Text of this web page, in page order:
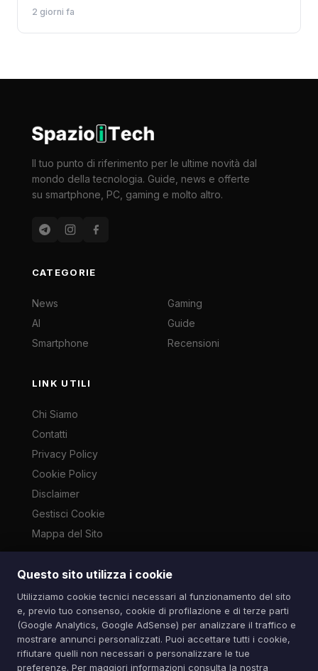
Questo sito utilizza i cookie
Utilizziamo cookie tecnici necessari al funzionamento del sito
e, previo tuo consenso, cookie di profilazione e di terze parti
(Google Analytics, Google AdSense) per analizzare il traffico e
mostrare annunci personalizzati. Puoi accettare tutti i cookie,
rifiutare quelli non necessari o personalizzare le tue
preferenze. Per maggiori informazioni consulta la nostra
2 giorni fa
Il tuo punto di riferimento per le ultime novità dal
mondo della tecnologia. Guide, news e offerte
su smartphone, PC, gaming e molto altro.
CATEGORIE
News
AI
Smartphone
Gaming
Guide
Recensioni
LINK UTILI
Chi Siamo
Contatti
Privacy Policy
Cookie Policy
Disclaimer
Gestisci Cookie
Mappa del Sito
Le immagini presenti su questo sito sono di proprietà dei
cronaca ai sensi dell'art. 70 L. 633/1941. Contatti:
info@spazioitech.it
© 2026 Spazio iTech — Seven Trade SRLS — P.IVA: